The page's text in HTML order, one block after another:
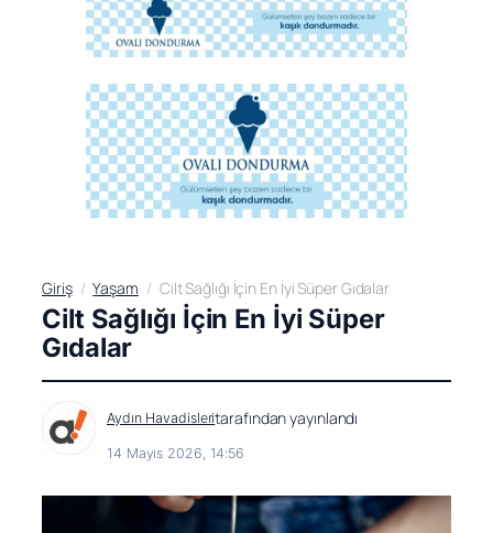
Giriş Yaşam Cilt Sağlığı İçin En İyi Süper Gıdalar
Cilt Sağlığı İçin En İyi Süper
Gıdalar
Aydın Havadisleritarafından yayınlandı
14 Mayıs 2026, 14:56